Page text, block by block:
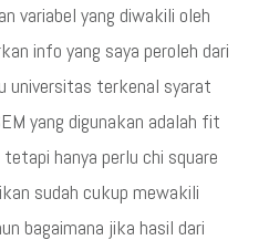
variabel yang diwakili oleh
info yang saya peroleh dari
universitas terkenal syarat
yang digunakan adalah fit
hanya perlu chi square
sudah cukup mewakili
bagaimana jika hasil dari